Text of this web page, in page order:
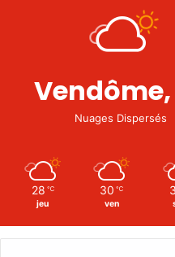
Vendôme,
Nuages Dispersés
28 ℃
jeu
30 ℃
ven